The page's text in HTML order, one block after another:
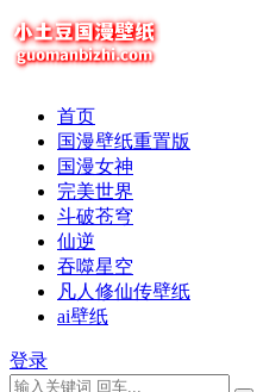
首页
国漫壁纸重置版
国漫女神
完美世界
斗破苍穹
仙逆
吞噬星空
凡人修仙传壁纸
ai壁纸
登录